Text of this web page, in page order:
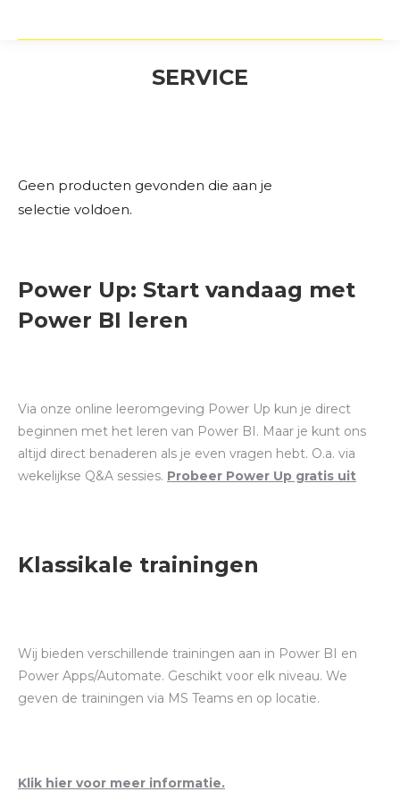
SERVICE
Geen producten gevonden die aan je
selectie voldoen.
Power Up: Start vandaag met
Power BI leren
Via onze online leeromgeving Power Up kun je direct
beginnen met het leren van Power BI. Maar je kunt ons
altijd direct benaderen als je even vragen hebt. O.a. via
wekelijkse Q&A sessies. Probeer Power Up gratis uit
Klassikale trainingen
Wij bieden verschillende trainingen aan in Power BI en
Power Apps/Automate. Geschikt voor elk niveau. We
geven de trainingen via MS Teams en op locatie.
Klik hier voor meer informatie.